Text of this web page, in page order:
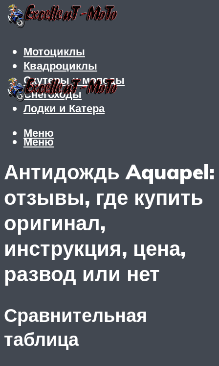
Мотоциклы
Квадроциклы
Скутеры и мопеды
Снегоходы
Лодки и Катера
Меню
Меню
Антидождь Aquapel:
отзывы, где купить
оригинал,
инструкция, цена,
развод или нет
Сравнительная
таблица